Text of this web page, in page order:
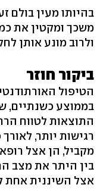
בהיותו מעין בולם
משכך ומקטין את
ולרוב מונע אותן
ביקור חוזר
הטיפול
בממוצע כשנתיים,
התוצאות לטווח
רגישות יותר,
מקביל, הן אצל
בין היתר את מצב
אצל השיננית אחת